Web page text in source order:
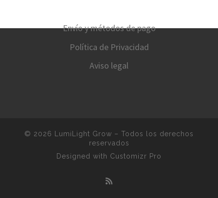
Envío y métodos de pago
Política de Privacidad
Aviso legal
© 2026 LumiLight Grow – Todos los derechos
reservados
Designed with Customizr Pro